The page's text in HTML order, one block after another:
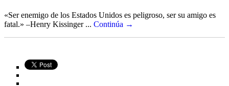
«Ser enemigo de los Estados Unidos es peligroso, ser su amigo es
fatal.» –Henry Kissinger ... Continúa →